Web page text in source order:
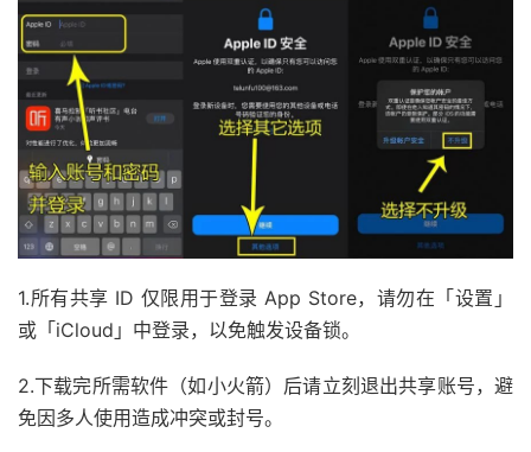
1.所有共享 ID 仅限用于登录 App Store，请勿在「设置」
或「iCloud」中登录，以免触发设备锁。
2.下载完所需软件（如小火箭）后请立刻退出共享账号，避
免因多人使用造成冲突或封号。